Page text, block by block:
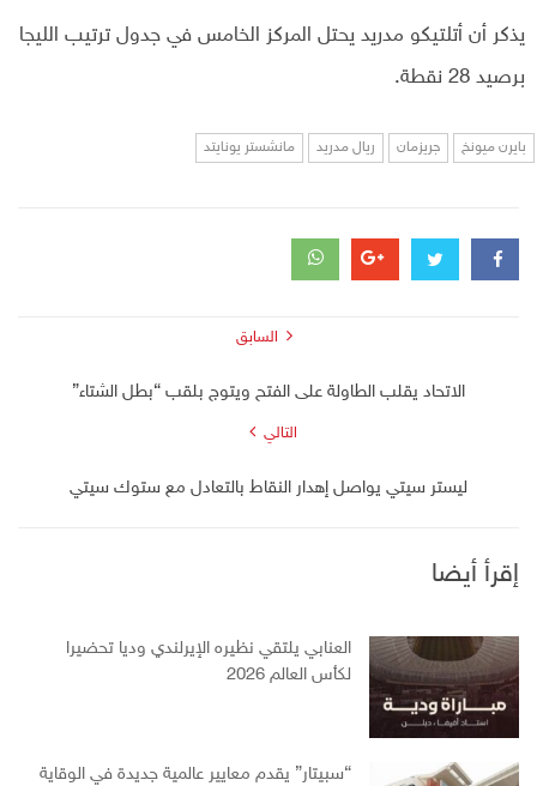
يذكر أن أتلتيكو مدريد يحتل المركز الخامس في جدول ترتيب الليجا
برصيد 28 نقطة.
بايرن ميونخ جريزمان ريال مدريد مانشستر يونايتد
السابق
الاتحاد يقلب الطاولة على الفتح ويتوج بلقب “بطل الشتاء”
التالي
ليستر سيتي يواصل إهدار النقاط بالتعادل مع ستوك سيتي
إقرأ أيضا
العنابي يلتقي نظيره الإيرلندي وديا تحضيرا
لكأس العالم 2026
“سبيتار” يقدم معايير عالمية جديدة في الوقاية